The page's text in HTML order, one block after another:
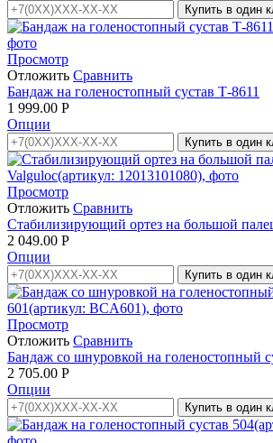
Купить в один
Просмотр
Отложить Сравнить
Бандаж на голеностопный сустав Т-8611
1 999.00 Р
Опции
Купить в один
Просмотр
Отложить Сравнить
Стабилизирующий ортез на большой
2 049.00 Р
Опции
Купить в один
Просмотр
Отложить Сравнить
Бандаж со шнуровкой на голеностопный
2 705.00 Р
Опции
Купить в один